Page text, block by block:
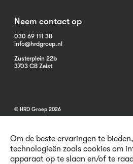
Om de beste ervaringen te
technologieën zoals cookies om
apparaat op te slaan en/of te
Neem contact op
030 69 111 38
info@hrdgroep.nl
Zusterplein 22b
3703 CB Zeist
© HRD Groep 2026